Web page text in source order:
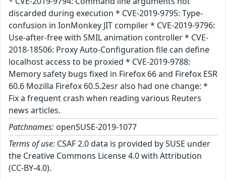
discarded during execution * CVE-2019-9795: Type-
confusion in IonMonkey JIT compiler * CVE-2019-9796:
Use-after-free with SMIL animation controller * CVE-
2018-18506: Proxy Auto-Configuration file can define
localhost access to be proxied * CVE-2019-9788:
Memory safety bugs fixed in Firefox 66 and Firefox ESR
60.6 Mozilla Firefox 60.5.2esr also had one change: *
Fix a frequent crash when reading various Reuters
news articles.
Patchnames: openSUSE-2019-1077
Terms of use: CSAF 2.0 data is provided by SUSE under
the Creative Commons License 4.0 with Attribution
(CC-BY-4.0).